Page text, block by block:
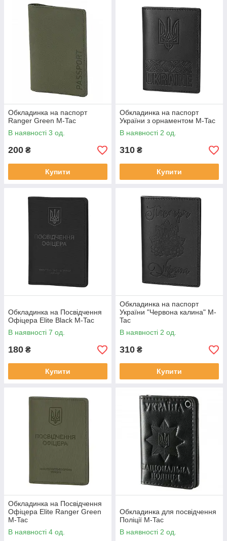
Обкладинка на паспорт
Ranger Green M-Tac
В наявності 3 од.
200 ₴
Купити
Обкладинка на паспорт
України з орнаментом M-Tac
В наявності 2 од.
310 ₴
Купити
Обкладинка на Посвідчення
Офіцера Elite Black M-Tac
В наявності 7 од.
180 ₴
Купити
Обкладинка на паспорт
України "Червона калина" M-
Tac
В наявності 2 од.
310 ₴
Купити
Обкладинка на Посвідчення
Офіцера Elite Ranger Green
M-Tac
В наявності 4 од.
Обкладинка для посвідчення
Поліції M-Tac
В наявності 2 од.